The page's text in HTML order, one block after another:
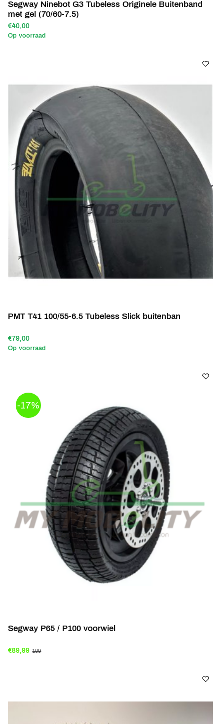
Segway Ninebot G3 Tubeless Originele Buitenband
met gel (70/60-7.5)
€40,00
Op voorraad
PMT T41 100/55-6.5 Tubeless Slick buitenban
€79,00
Op voorraad
-17%
Segway P65 / P100 voorwiel
€89,99 109